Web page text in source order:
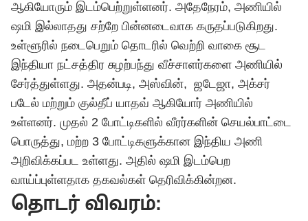
ஆகியோரும் இடம்பெற்றுள்ளனர். அதேநேரம், அணியில்
ஷமி இல்லாதது சற்றே பின்னடைவாக கருதப்படுகிறது.
உள்ளூரில் நடைபெறும் தொடரில் வெற்றி வாகை சூட
இந்தியா நட்சத்திர சுழற்பந்து வீச்சாளர்களை அணியில்
சேர்த்துள்ளது. அதன்படி, அஸ்வின், ஜடேஜா, அக்சர்
படேல் மற்றும் குல்தீப் யாதவ் ஆகியோர் அணியில்
உள்ளனர். முதல் 2 போட்டிகளில் வீரர்களின் செயல்பாட்டை
பொருத்து, மற்ற 3 போட்டிகளுக்கான இந்திய அணி
அறிவிக்கப்பட உள்ளது. அதில் ஷமி இடம்பெற
வாய்ப்புள்ளதாக தகவல்கள் தெரிவிக்கின்றன.
தொடர் விவரம்: